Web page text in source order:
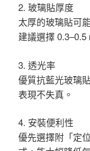
2. 玻璃貼厚度
太厚的玻璃貼可
建議選擇
3. 透光率
優質抗藍光玻璃
表現不失真。
4. 安裝便利性
優先選擇附「定